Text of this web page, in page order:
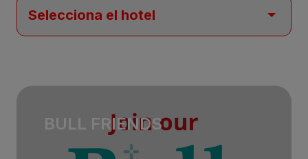
BULL FRIENDS